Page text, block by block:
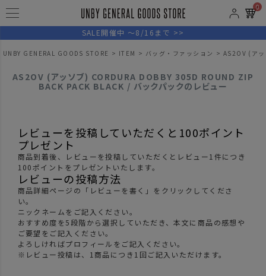
0
SALE開催中 ～8/16まで >>
UNBY GENERAL GOODS STORE ITEM バッグ・ファッション AS2OV (ア
AS2OV (アッソブ) CORDURA DOBBY 305D ROUND ZIP
BACK PACK BLACK / バックパックのレビュー
レビューを投稿していただくと100ポイント
プレゼント
商品到着後、レビューを投稿していただくとレビュー1件につき
100ポイントをプレゼントいたします。
レビューの投稿方法
商品詳細ページの「レビューを書く」をクリックしてくださ
い。
ニックネームをご記入ください。
おすすめ度を5段階から選択していただき、本文に商品の感想や
ご要望をご記入ください。
よろしければプロフィールをご記入ください。
※レビュー投稿は、1商品につき1回ご記入いただけます。